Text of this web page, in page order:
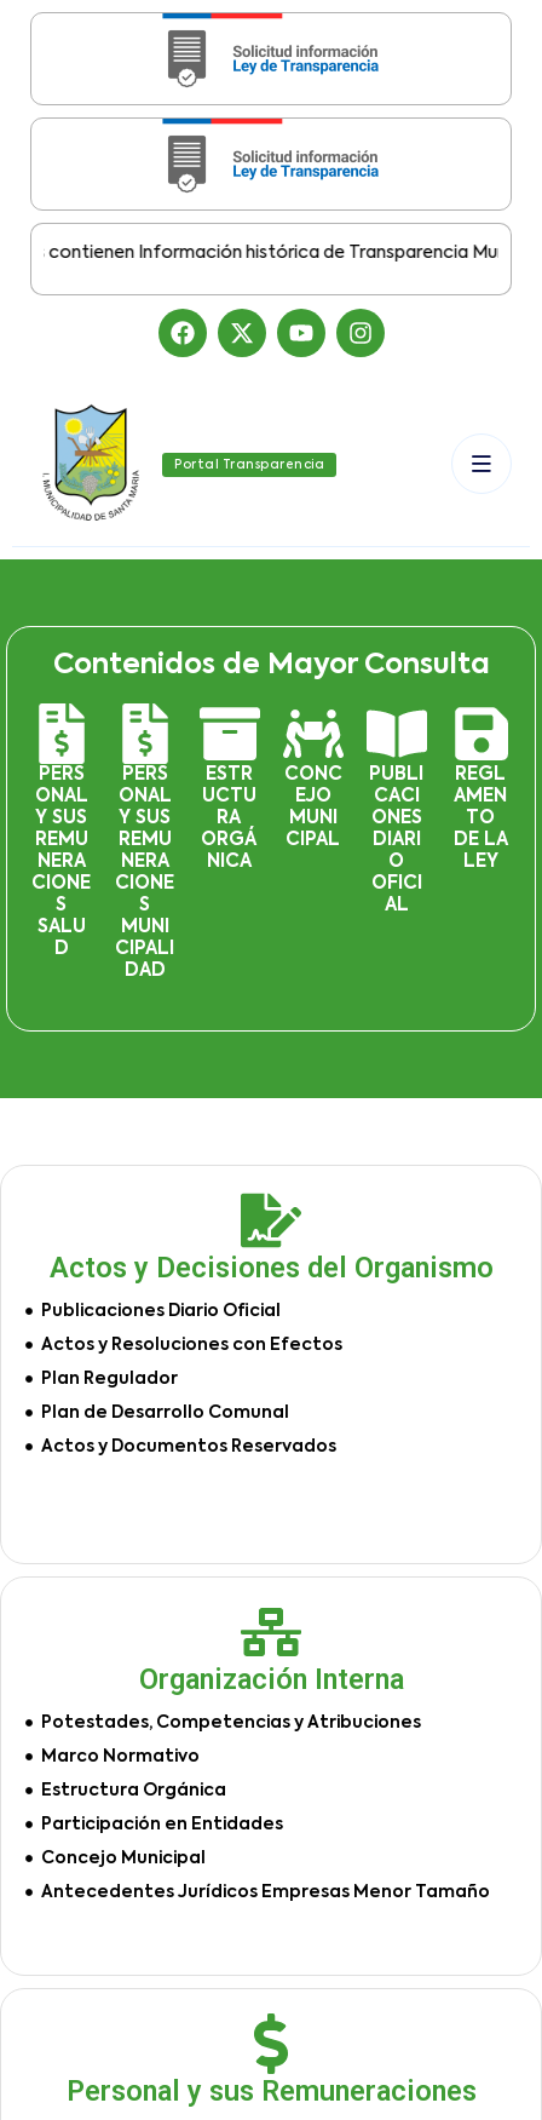
contienen Información histórica de Transparencia Municipal
Portal Transparencia
Contenidos de Mayor Consulta
PERS
ONAL
Y SUS
REMU
NERA
CIONE
S
SALU
D
PERS
ONAL
Y SUS
REMU
NERA
CIONE
S
MUNI
CIPALI
DAD
ESTR
UCTU
RA
ORGÁ
NICA
CONC
EJO
MUNI
CIPAL
PUBLI
CACI
ONES
DIARI
O
OFICI
AL
REGL
AMEN
TO
DE LA
LEY
Actos y Decisiones del Organismo
Publicaciones Diario Oficial
Actos y Resoluciones con Efectos
Plan Regulador
Plan de Desarrollo Comunal
Actos y Documentos Reservados
Organización Interna
Potestades, Competencias y Atribuciones
Marco Normativo
Estructura Orgánica
Participación en Entidades
Concejo Municipal
Antecedentes Jurídicos Empresas Menor Tamaño
Personal y sus Remuneraciones